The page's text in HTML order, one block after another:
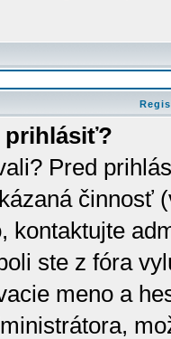
prihlásiť?
Pred
činnosť
kontaktujte
ste z fóra
meno a